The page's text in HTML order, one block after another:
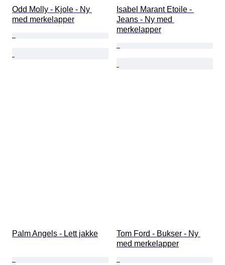
Odd Molly - Kjole - Ny
med merkelapper
Isabel Marant Etoile -
Jeans - Ny med
merkelapper
Palm Angels - Lett jakke
Tom Ford - Bukser - Ny
med merkelapper